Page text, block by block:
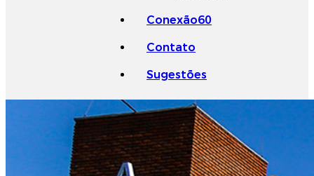
Conexão60
Contato
Sugestões